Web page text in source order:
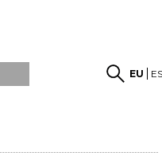
EU